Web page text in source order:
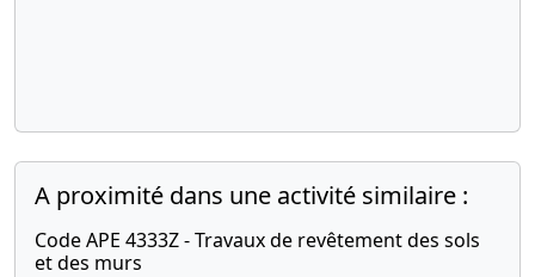
A proximité dans une activité similaire :
Code APE 4333Z - Travaux de revêtement des sols
et des murs